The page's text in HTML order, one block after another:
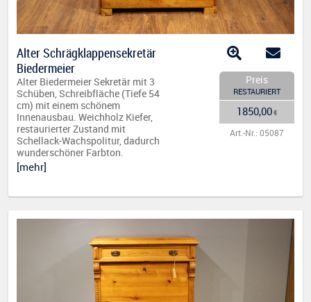
Alter Schrägklappensekretär
Biedermeier
Alter Biedermeier Sekretär mit 3
Schüben, Schreibfläche (Tiefe 54
cm) mit einem schönem
Innenausbau. Weichholz Kiefer,
restaurierter Zustand mit
Schellack-Wachspolitur, dadurch
wunderschöner Farbton.
[mehr]
Preis
RESTAURIERT
1850,00€
Art.-Nr.: 05087